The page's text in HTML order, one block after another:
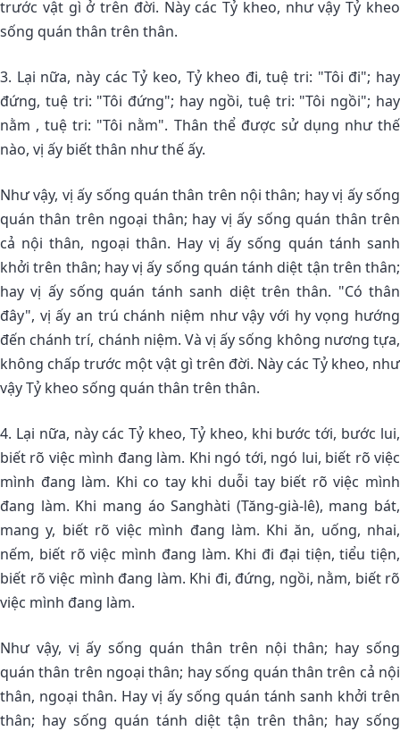
trước vật gì ở trên đời. Này các Tỷ kheo, như vậy Tỷ kheo
sống quán thân trên thân.
3. Lại nữa, này các Tỷ keo, Tỷ kheo đi, tuệ tri: "Tôi đi"; hay
đứng, tuệ tri: "Tôi đứng"; hay ngồi, tuệ tri: "Tôi ngồi"; hay
nằm , tuệ tri: "Tôi nằm". Thân thể được sử dụng như thế
nào, vị ấy biết thân như thế ấy.
Như vậy, vị ấy sống quán thân trên nội thân; hay vị ấy sống
quán thân trên ngoại thân; hay vị ấy sống quán thân trên
cả nội thân, ngoại thân. Hay vị ấy sống quán tánh sanh
khởi trên thân; hay vị ấy sống quán tánh diệt tận trên thân;
hay vị ấy sống quán tánh sanh diệt trên thân. "Có thân
đây", vị ấy an trú chánh niệm như vậy với hy vọng hướng
đến chánh trí, chánh niệm. Và vị ấy sống không nương tựa,
không chấp trước một vật gì trên đời. Này các Tỷ kheo, như
vậy Tỷ kheo sống quán thân trên thân.
4. Lại nữa, này các Tỷ kheo, Tỷ kheo, khi bước tới, bước lui,
biết rõ việc mình đang làm. Khi ngó tới, ngó lui, biết rõ việc
mình đang làm. Khi co tay khi duỗi tay biết rõ việc mình
đang làm. Khi mang áo Sanghàti (Tăng-già-lê), mang bát,
mang y, biết rõ việc mình đang làm. Khi ăn, uống, nhai,
nếm, biết rõ việc mình đang làm. Khi đi đại tiện, tiểu tiện,
biết rõ việc mình đang làm. Khi đi, đứng, ngồi, nằm, biết rõ
việc mình đang làm.
Như vậy, vị ấy sống quán thân trên nội thân; hay sống
quán thân trên ngoại thân; hay sống quán thân trên cả nội
thân, ngoại thân. Hay vị ấy sống quán tánh sanh khởi trên
thân; hay sống quán tánh diệt tận trên thân; hay sống